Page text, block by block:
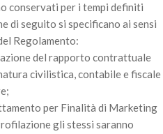
conservati per i tempi definiti
di seguito si specificano ai sensi
Regolamento:
del rapporto contrattuale
civilistica, contabile e fiscale
per Finalità di Marketing
gli stessi saranno